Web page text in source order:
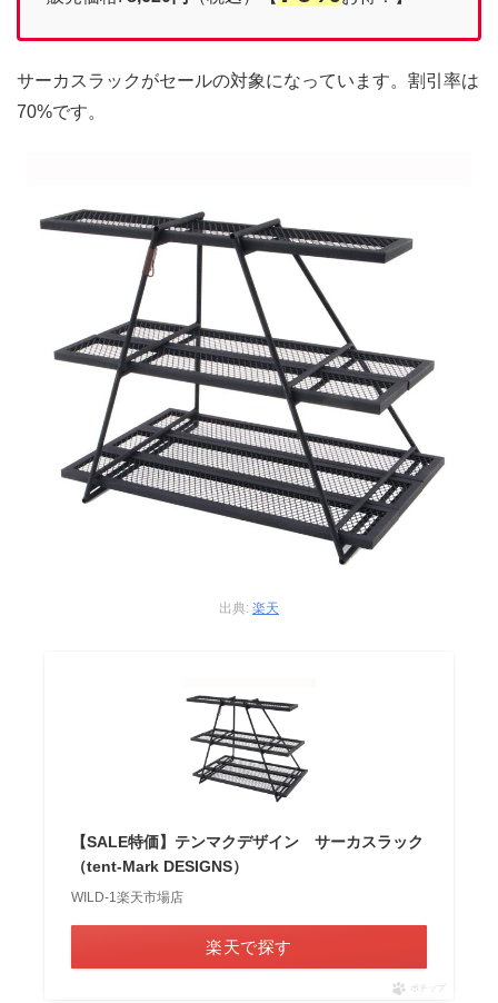
サーカスラックがセールの対象になっています。割引率は
70%です。
出典: 楽天
【SALE特価】テンマクデザイン サーカスラック
（tent-Mark DESIGNS）
WILD-1楽天市場店
楽天で探す
ポチップ